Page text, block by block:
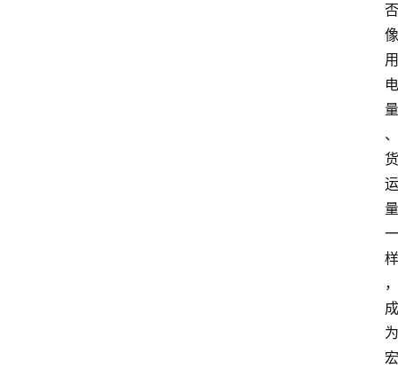
否
像
用
电
量
、
货
运
量
一
样
，
成
为
宏